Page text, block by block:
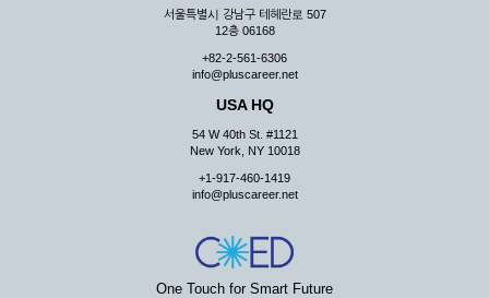
서울특별시 강남구 테헤란로 507
12층 06168
+82-2-561-6306
info@pluscareer.net
USA HQ
54 W 40th St. #1121
New York, NY 10018
+1-917-460-1419
info@pluscareer.net
One Touch for Smart Future